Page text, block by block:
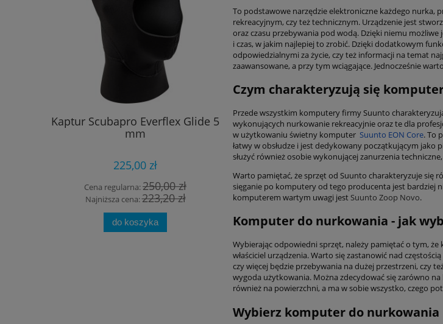
Kaptur Scubapro Everflex Glide 5
mm
225,00 zł
Cena regularna:250,00 zł
Najniższa cena:223,20 zł
do koszyka
Torba Mares Bag Cruise Buddy
646,00 zł
Cena regularna:760,00 zł
Najniższa cena: 760,00 zł
do koszyka
Cena
To podstawowe narzędzie elektroniczne każdego nurka,
rekreacyjnym, czy też technicznym. Urządzenie jest
oraz czasu przebywania pod wodą. Dzięki niemu
i czas, w jakim najlepiej to zrobić. Dzięki dodatkowym
odpowiedzialnymi za życie, czy też informacji na temat
zaawansowane, a przy tym wciągające. Jednocześnie
Czym charakteryzują się
Przede wszystkim komputery firmy Suunto
wykonujących nurkowanie rekreacyjnie oraz te dla
w użytkowaniu świetny komputer Suunto EON Core. To
łatwy w obsłudze i jest dedykowany początkującym
służyć również osobie wykonującej zanurzenia
Warto pamiętać, że sprzęt od Suunto charakteryzuje się
sięganie po komputery od tego producenta jest bardziej
komputerem wartym uwagi jest Suunto Zoop Novo.
Komputer do nurkowania - jak
Wybierając odpowiedni sprzęt, należy pamiętać o tym,
właściciel urządzenia. Warto się zastanowić nad
czy więcej będzie przebywania na dużej przestrzeni, czy
wygoda użytkowania. Można zdecydować się zarówno
również na powierzchni, a ma w sobie wszystko, czego
Wybierz komputer do